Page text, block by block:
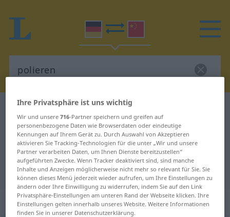
Deutsch-Chinesisch Wörterbuch
Deutsch-Chinesisch Übersetzung
für "polieren"
"polieren" Chinesisch Übersetzung
„polieren“: transitives Verb
Ihre Privatsphäre ist uns wichtig
Wir und unsere716-Partner speichern und greifen auf
personenbezogene Daten wie Browserdaten oder eindeutige
Kennungen auf Ihrem Gerät zu. Durch Auswahl von Akzeptieren
aktivieren Sie Tracking-Technologien für die unter „Wir und unsere
Partner verarbeiten Daten, um Ihnen Dienste bereitzustellen“
aufgeführten Zwecke. Wenn Tracker deaktiviert sind, sind manche
Inhalte und Anzeigen möglicherweise nicht mehr so relevant für Sie. Sie
können dieses Menü jederzeit wieder aufrufen, um Ihre Einstellungen zu
ändern oder Ihre Einwilligung zu widerrufen, indem Sie auf den Link
Privatsphäre-Einstellungen am unteren Rand der Webseite klicken. Ihre
Einstellungen gelten innerhalb unseres Website. Weitere Informationen
finden Sie in unserer Datenschutzerklärung.